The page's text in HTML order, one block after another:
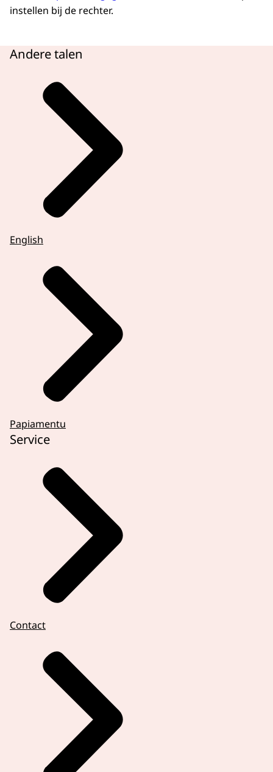
instellen bij de rechter.
Andere talen
English
Papiamentu
Service
Contact